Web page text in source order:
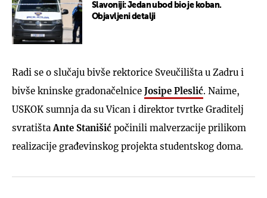
Slavoniji: Jedan ubod bio je koban.
Objavljeni detalji
Radi se o slučaju bivše rektorice Sveučilišta u Zadru i
bivše kninske gradonačelnice Josipe Pleslić. Naime,
USKOK sumnja da su Vican i direktor tvrtke Graditelj
svratišta Ante Stanišić počinili malverzacije prilikom
realizacije građevinskog projekta studentskog doma.